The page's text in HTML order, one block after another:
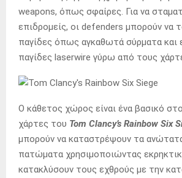
weapons, όπως σφαίρες. Για να
επιδρομείς, οι defenders μπορούν να
παγίδες όπως αγκαθωτά σύρματα και
παγίδες laserwire γύρω από τους
Ο κάθετος χώρος είναι ένα βασικό
χάρτες του Tom Clancy’s Rainbow Six
μπορούν να καταστρέψουν τα
πατώματα χρησιμοποιώντας
κατακλύσουν τους εχθρούς με την